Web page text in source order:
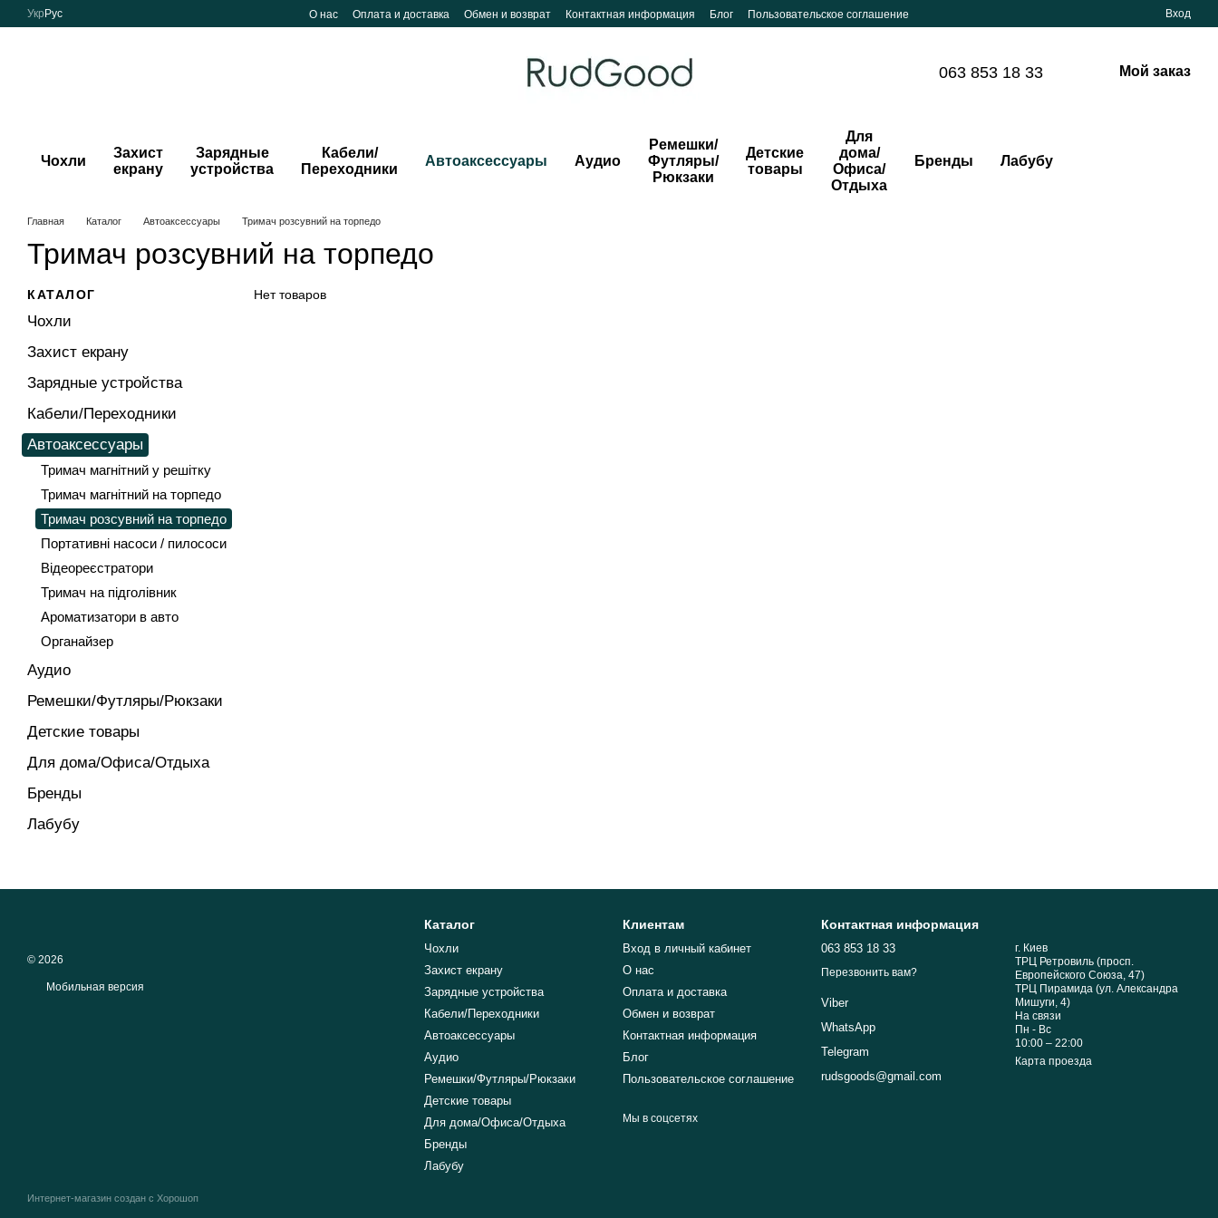
Перейти к основному контенту
Укр Рус О нас Оплата и доставка Обмен и возврат Контактная информация Блог Пользовательское соглашение Вход
063 853 18 33 Мой заказ
Чохли
Захист
екрану
Зарядные
устройства
Кабели/
Переходники
Автоаксессуары Аудио
Ремешки/
Футляры/
Рюкзаки
Детские
товары
Для
дома/
Офиса/
Отдыха
Бренды Лабубу
Главная Каталог Автоаксессуары Тримач розсувний на торпедо
Тримач розсувний на торпедо
Нет товаров
КАТАЛОГ
Чохли
Захист екрану
Зарядные устройства
Кабели/Переходники
Автоаксессуары
Тримач магнітний у решітку
Тримач магнітний на торпедо
Тримач розсувний на торпедо
Портативні насоси / пилососи
Відеореєстратори
Тримач на підголівник
Ароматизатори в авто
Органайзер
Аудио
Ремешки/Футляры/Рюкзаки
Детские товары
Для дома/Офиса/Отдыха
Бренды
Лабубу
© 2026
Мобильная версия
Интернет-магазин создан с Хорошоп
Каталог
Чохли
Захист екрану
Зарядные устройства
Кабели/Переходники
Автоаксессуары
Аудио
Ремешки/Футляры/Рюкзаки
Детские товары
Для дома/Офиса/Отдыха
Бренды
Лабубу
Клиентам
Вход в личный кабинет
О нас
Оплата и доставка
Обмен и возврат
Контактная информация
Блог
Пользовательское соглашение
Мы в соцсетях
Контактная информация
063 853 18 33
Перезвонить вам?
Viber
WhatsApp
Telegram
rudsgoods@gmail.com
г. Киев
ТРЦ Ретровиль (просп.
Европейского Союза, 47)
ТРЦ Пирамида (ул. Александра
Мишуги, 4)
На связи
Пн - Вс
10:00 – 22:00
Карта проезда